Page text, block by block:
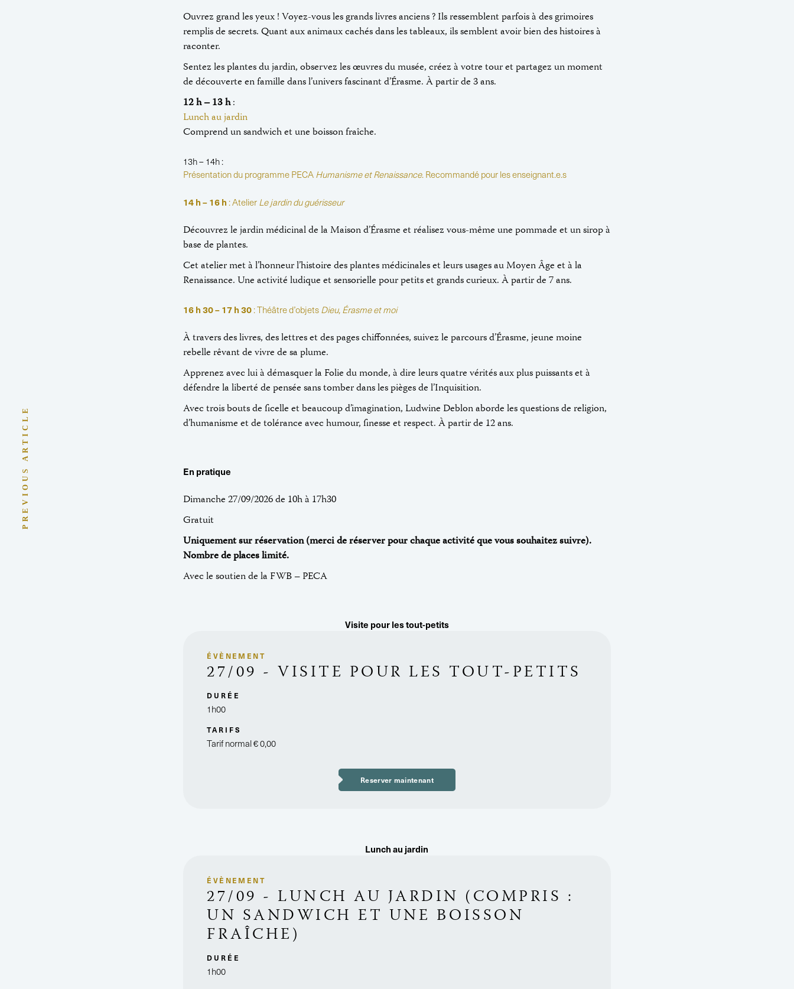
PREVIOUS ARTICLE
Ouvrez grand les yeux ! Voyez-vous les grands livres anciens ? Ils ressemblent parfois à des grimoires
remplis de secrets. Quant aux animaux cachés dans les tableaux, ils semblent avoir bien des histoires à
raconter.
Sentez les plantes du jardin, observez les œuvres du musée, créez à votre tour et partagez un moment
de découverte en famille dans l’univers fascinant d’Érasme. À partir de 3 ans.
12 h – 13 h:
Lunch au jardin
Comprend un sandwich et une boisson fraîche.
13h – 14h :
Présentation du programme PECAHumanisme et Renaissance. Recommandé pour les enseignant.e.s
14 h – 16 h : AtelierLe jardin du guérisseur
Découvrez le jardin médicinal de la Maison d’Érasme et réalisez vous-même une pommade et un sirop à
base de plantes.
Cet atelier met à l’honneur l’histoire des plantes médicinales et leurs usages au Moyen Âge et à la
Renaissance. Une activité ludique et sensorielle pour petits et grands curieux. À partir de 7 ans.
16 h 30 – 17 h 30: Théâtre d’objetsDieu, Érasme et moi
À travers des livres, des lettres et des pages chiffonnées, suivez le parcours d’Érasme, jeune moine
rebelle rêvant de vivre de sa plume.
Apprenez avec lui à démasquer la Folie du monde, à dire leurs quatre vérités aux plus puissants et à
défendre la liberté de pensée sans tomber dans les pièges de l’Inquisition.
Avec trois bouts de ficelle et beaucoup d’imagination, Ludwine Deblon aborde les questions de religion,
d’humanisme et de tolérance avec humour, finesse et respect. À partir de 12 ans.
En pratique
Dimanche 27/09/2026 de 10h à 17h30
Gratuit
Uniquement sur réservation (merci de réserver pour chaque activité que vous souhaitez suivre).
Nombre de places limité.
Avec le soutien de la FWB – PECA
Visite pour les tout-petits
ÉVÈNEMENT
27/09 - VISITE POUR LES TOUT-PETITS
DURÉE
1h00
TARIFS
Tarif normal€ 0,00
Reserver maintenant
Lunch au jardin
ÉVÈNEMENT
27/09 - LUNCH AU JARDIN (COMPRIS :
UN SANDWICH ET UNE BOISSON
FRAÎCHE)
DURÉE
1h00